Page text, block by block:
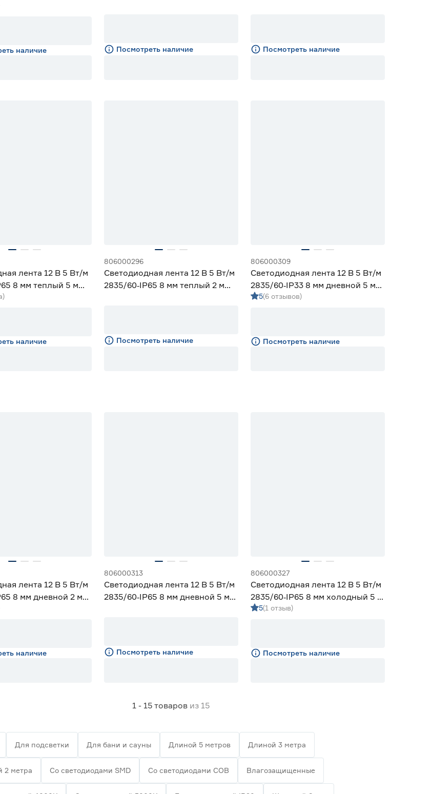
м Geniled
наличие Посмотреть наличие Посмотреть наличие
лента 12 В 5 Вт/м
8 мм теплый 5 м
наличие
806000296
Светодиодная лента 12 В 5 Вт/м
2835/60‑IP65 8 мм теплый 2 м
Посмотреть наличие
806000309
Светодиодная лента 12 В 5 Вт/м
2835/60‑IP33 8 мм дневной 5 м
Geniled
5(6 отзывов)
Посмотреть наличие
лента 12 В 5 Вт/м
8 мм дневной 2 м
наличие
806000313
Светодиодная лента 12 В 5 Вт/м
2835/60‑IP65 8 мм дневной 5 м
Посмотреть наличие
806000327
Светодиодная лента 12 В 5 Вт/м
2835/60‑IP65 8 мм холодный 5 м
Geniled
5(1 отзыв)
Посмотреть наличие
1 - 15 товаров из 15
Для подсветки Для бани и сауны Длиной 5 метров Длиной 3 метра
2 метра Со светодиодами SMD Со светодиодами СОВ Влагозащищенные